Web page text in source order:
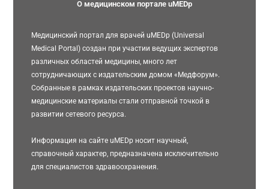
О медицинском портале uMEDp
Медицинский портал для врачей uMEDp (Universal
Medical Portal) создан при участии ведущих экспертов
различных областей медицины, много лет
сотрудничающих с издательским домом «Медфорум».
Собранные в рамках издательских проектов научно-
медицинские материалы стали отправной точкой в
развитии сетевого ресурса.
Информация на сайте uMEDp носит научный,
справочный характер, предназначена исключительно
для специалистов здравоохранения.